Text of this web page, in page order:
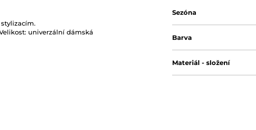
univerzální dámská
Sezóna
Barva
Materiál - složení